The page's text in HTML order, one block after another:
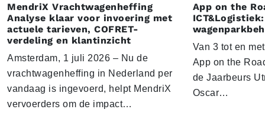
MendriX Vrachtwagenheffing
Analyse klaar voor invoering met
actuele tarieven, COFRET-
verdeling en klantinzicht
Amsterdam, 1 juli 2026 – Nu de
vrachtwagenheffing in Nederland per
vandaag is ingevoerd, helpt MendriX
vervoerders om de impact…
App on the
Van 3 tot en
App on the
de Jaarbeurs
Oscar…